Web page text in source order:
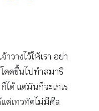
วางไว้ให้เรา อย่า
ดดขึ้นไปทำสมาธิ
ได้ แต่มันก็จะเกเร
ต่เทวทัตไม่มีศีล